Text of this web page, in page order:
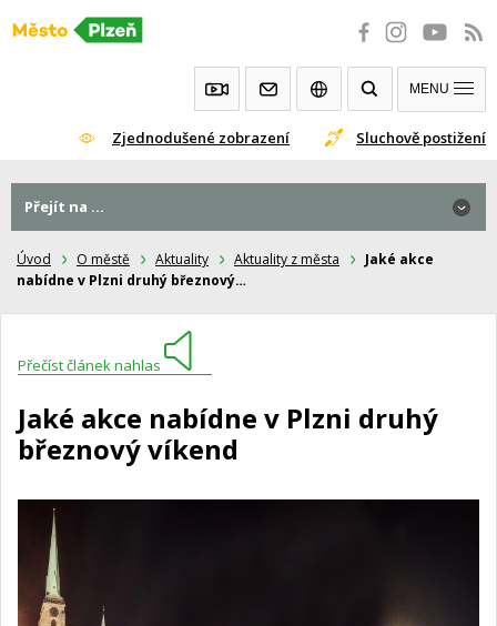
Přeskočit
Zjednodušené zobrazení Sluchově postižení
MENU
Úvod O městě Aktuality Aktuality z města
Jaké akce
nabídne v Plzni druhý březnový…
Přečíst článek nahlas
Jaké akce nabídne v Plzni druhý
březnový víkend
Přejít na ...